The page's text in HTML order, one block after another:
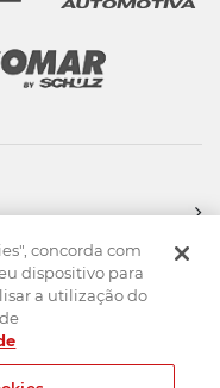
concorda com
dispositivo para
a utilização do